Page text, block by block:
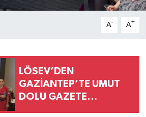
A- A+
LÖSEV’DEN
GAZİANTEP’TE UMUT
DOLU GAZETE